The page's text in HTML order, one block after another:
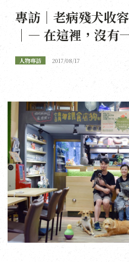
專訪｜老病殘犬收
｜— 在這裡，沒有
人物專訪 2017/08/17